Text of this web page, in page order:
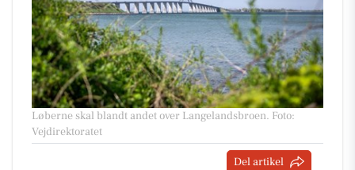
Løberne skal blandt andet over Langelandsbroen. Foto:
Vejdirektoratet
Del artikel